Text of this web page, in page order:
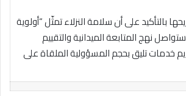
بالتأكيد على أن سلامة النزلاء تمثّل “أولوية
نهج المتابعة الميدانية والتقييم
خدمات تليق بحجم المسؤولية الملقاة على